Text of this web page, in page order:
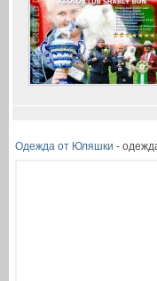
Одежда от Юляшки -